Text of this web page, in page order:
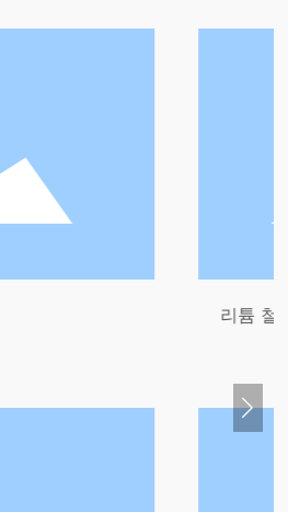
리튬 철 인산염 생산 라인